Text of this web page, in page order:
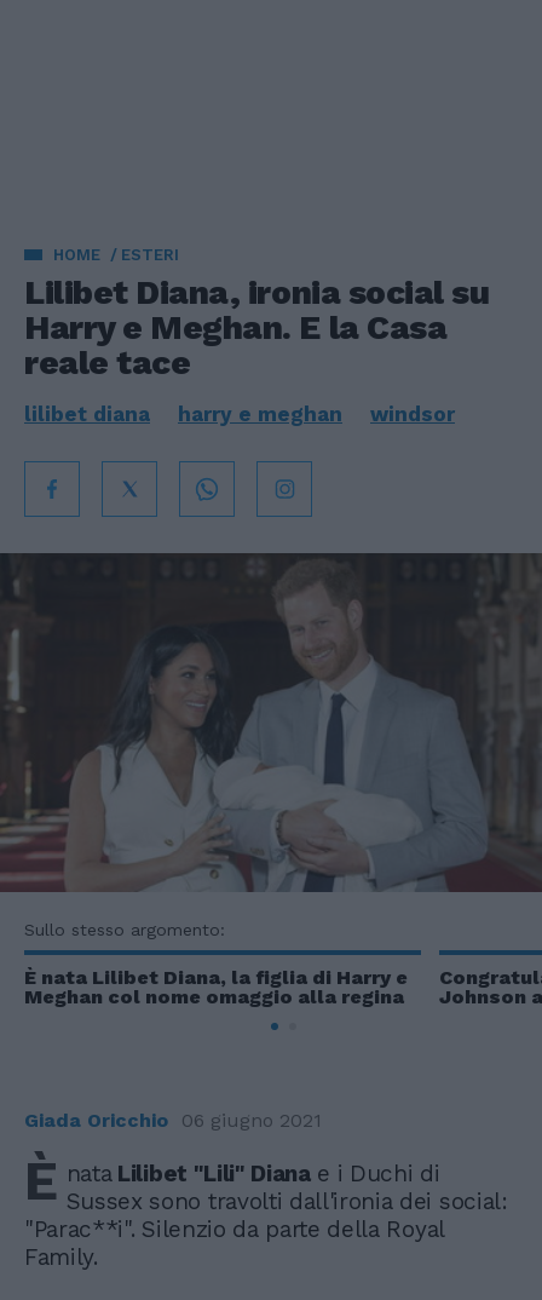
HOME ESTERI
Lilibet Diana, ironia social su
Harry e Meghan. E la Casa
reale tace
lilibet diana harry e meghan windsor
Sullo stesso argomento:
È nata Lilibet Diana, la figlia di Harry e
Meghan col nome omaggio alla regina
Johnson
Giada Oricchio 06 giugno 2021
È nataLilibet "Lili" Dianae i Duchi di
Sussex sono travolti dall'ironia dei social:
"Parac**i". Silenzio da parte della Royal
Family.